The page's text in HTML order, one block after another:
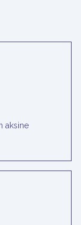
aksine